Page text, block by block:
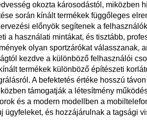
okozta károsodástól, miközben
során kínált termékek függőleges
előnyök segítenek a
a használati mintákat, és tisztább,
olyan sportzárókat válasszanak,
kezdve a különböző felhasználói
termékek különböző építészeti
A befektetés értéke hosszú
támogatják a létesítmény
és a modern modellben a
ügyfeleket, és hozzájárulnak a tagsági